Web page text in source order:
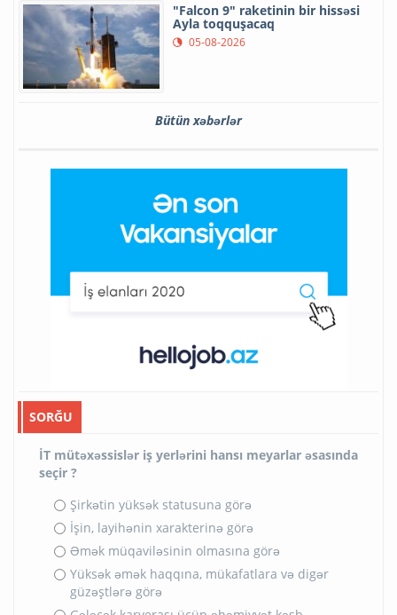
"Falcon 9" raketinin bir hissəsi
Ayla toqquşacaq
05-08-2026
Bütün xəbərlər
SORĞU
İT mütəxəssislər iş yerlərini hansı meyarlar əsasında
seçir ?
Şirkətin yüksək statusuna görə
İşin, layihənin xarakterinə görə
Əmək müqaviləsinin olmasına görə
Yüksək əmək haqqına, mükafatlara və digər
güzəştlərə görə